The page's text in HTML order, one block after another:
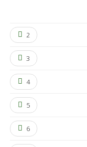
2
3
4
5
6